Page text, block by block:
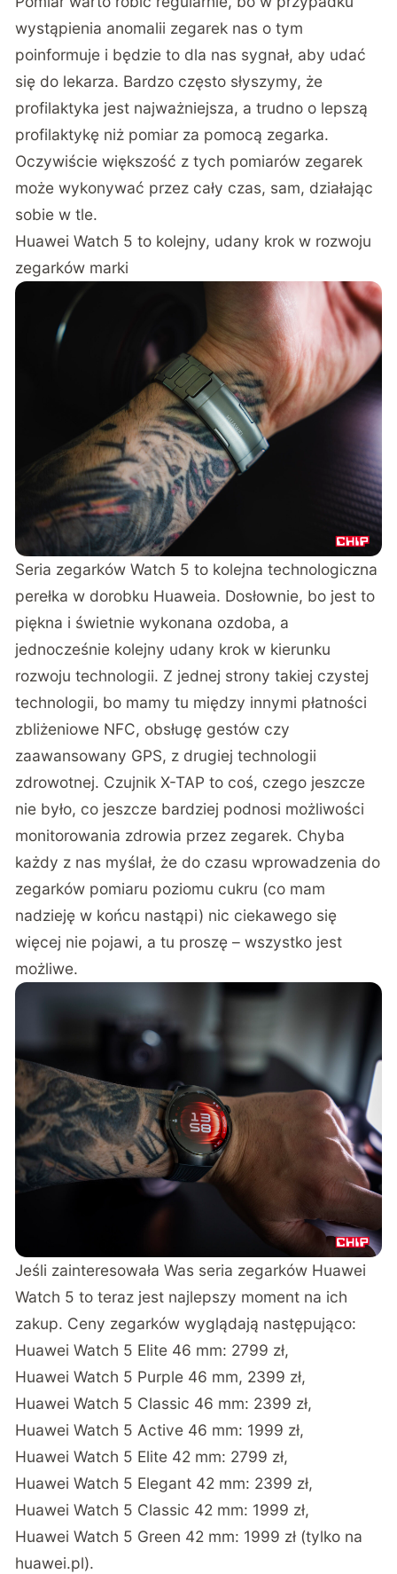
wystąpienia anomalii zegarek nas o tym
poinformuje i będzie to dla nas sygnał, aby udać
się do lekarza. Bardzo często słyszymy, że
profilaktyka jest najważniejsza, a trudno o lepszą
profilaktykę niż pomiar za pomocą zegarka.
Oczywiście większość z tych pomiarów zegarek
może wykonywać przez cały czas, sam, działając
sobie w tle.
Huawei Watch 5 to kolejny, udany krok w rozwoju
zegarków marki
Seria zegarków Watch 5 to kolejna technologiczna
perełka w dorobku Huaweia. Dosłownie, bo jest to
piękna i świetnie wykonana ozdoba, a
jednocześnie kolejny udany krok w kierunku
rozwoju technologii. Z jednej strony takiej czystej
technologii, bo mamy tu między innymi płatności
zbliżeniowe NFC, obsługę gestów czy
zaawansowany GPS, z drugiej technologii
zdrowotnej. Czujnik X-TAP to coś, czego jeszcze
nie było, co jeszcze bardziej podnosi możliwości
monitorowania zdrowia przez zegarek. Chyba
każdy z nas myślał, że do czasu wprowadzenia do
zegarków pomiaru poziomu cukru (co mam
nadzieję w końcu nastąpi) nic ciekawego się
więcej nie pojawi, a tu proszę – wszystko jest
możliwe.
Jeśli zainteresowała Was seria zegarków Huawei
Watch 5 to teraz jest najlepszy moment na ich
zakup. Ceny zegarków wyglądają następująco:
Huawei Watch 5 Elite 46 mm: 2799 zł,
Huawei Watch 5 Purple 46 mm, 2399 zł,
Huawei Watch 5 Classic 46 mm: 2399 zł,
Huawei Watch 5 Active 46 mm: 1999 zł,
Huawei Watch 5 Elite 42 mm: 2799 zł,
Huawei Watch 5 Elegant 42 mm: 2399 zł,
Huawei Watch 5 Classic 42 mm: 1999 zł,
Huawei Watch 5 Green 42 mm: 1999 zł (tylko na
huawei.pl).